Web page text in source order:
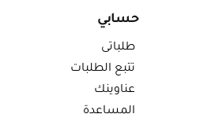
حسابي
طلباتى
تتبع الطلبات
عناوينك
المساعدة